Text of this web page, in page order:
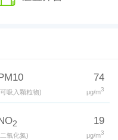
吸入颗粒物)
74
μg/m3
2
氧化氮)
19
μg/m3